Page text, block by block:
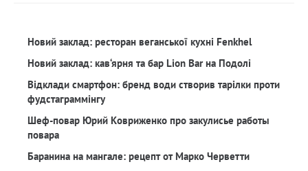
Новий заклад: ресторан веганської кухні Fenkhel
Новий заклад: кав‘ярня та бар Lion Bar на Подолі
Відклади смартфон: бренд води створив тарілки проти
фудстаграммінгу
Шеф-повар Юрий Ковриженко про закулисье работы
повара
Баранина на мангале: рецепт от Марко Черветти